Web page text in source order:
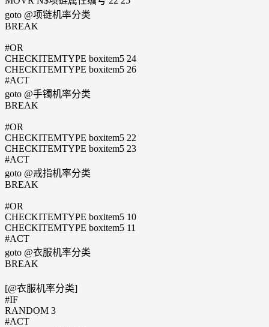
goto @项链机率分类
BREAK
#OR
CHECKITEMTYPE boxitem5 24
CHECKITEMTYPE boxitem5 26
#ACT
goto @手镯机率分类
BREAK
#OR
CHECKITEMTYPE boxitem5 22
CHECKITEMTYPE boxitem5 23
#ACT
goto @戒指机率分类
BREAK
#OR
CHECKITEMTYPE boxitem5 10
CHECKITEMTYPE boxitem5 11
#ACT
goto @衣服机率分类
BREAK
[@衣服机率分类]
#IF
RANDOM 3
#ACT